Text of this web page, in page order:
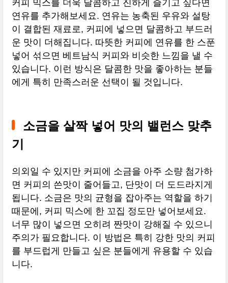
커피 믹스를 더욱 달콤하고 진하게 즐기고 싶다면
연유를 추가해보세요. 연유는 농축된 우유와 설탕
이 결합된 재료로, 커피에 넣으면 달콤하고 부드러
운 맛이 더해집니다. 따뜻한 커피에 연유를 한 스푼
넣어 섞으면 베트남식 커피와 비슷한 느낌을 낼 수
있습니다. 이런 방식은 달콤한 맛을 좋아하는 분들
에게 특히 만족스러운 선택이 될 것입니다.
소금을 살짝 넣어 맛의 밸런스 맞추
기
의외일 수 있지만 커피에 소금을 아주 소량 첨가하
면 커피의 쓴맛이 줄어들고, 단맛이 더 도드라지게
됩니다. 소금은 맛의 균형을 잡아주는 역할을 하기
때문에, 커피 믹스에 한 꼬집 정도만 넣어보세요.
너무 많이 넣으면 오히려 짠맛이 강해질 수 있으니
주의가 필요합니다. 이 방법은 특히 강한 맛의 커피
를 부드럽게 만들고 싶은 분들에게 유용할 수 있습
니다.